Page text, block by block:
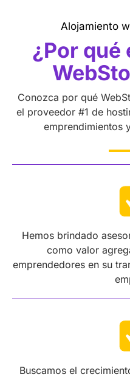
Alojamiento
¿Por qué
Conozca por qué
el proveedor #1 de
emprendimientos
Hemos brindado
como valor
emprendedores en su
Buscamos el